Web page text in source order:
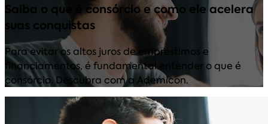
Saiba o que é consórcio e como ele acelera
suas conquistas
Para evitar os altos juros de empréstimos e
financiamentos, é fundamental entender o que é
consórcio. Descubra com a Ademicon.